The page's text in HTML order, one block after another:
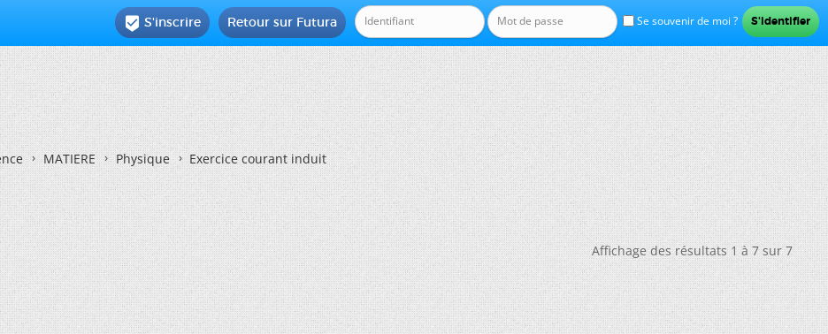
Se souvenir de moi ?
Retour sur Futura
 S'inscrire
MATIERE Physique Exercice courant induit
Affichage des résultats 1 à 7 sur 7